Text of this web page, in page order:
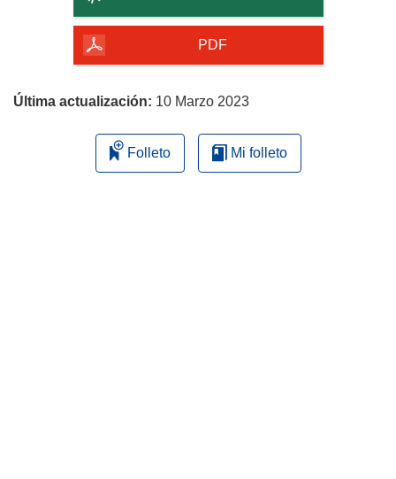
de
página
PDF
Última actualización: 10 Marzo 2023
Folleto Mi folleto